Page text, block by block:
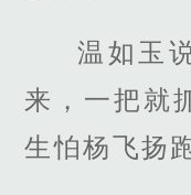
温如玉
来，一把就
生怕杨飞扬